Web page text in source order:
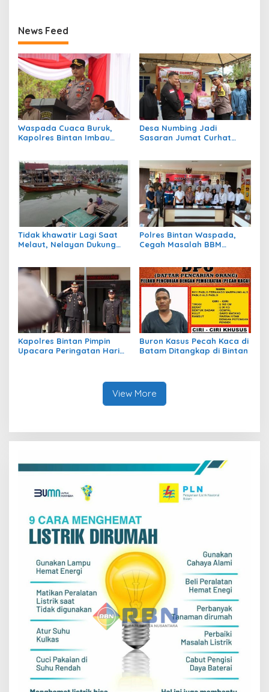
News Feed
Waspada Cuaca Buruk,
Kapolres Bintan Imbau
Desa Numbing Jadi
Sasaran Jumat Curhat
Bagikan Sembako
Tidak khawatir Lagi Saat
Melaut, Nelayan Dukung
Polres Bintan Waspada,
Cegah Masalah BBM
Kapolres Bintan Pimpin
Upacara Peringatan Hari
Buron Kasus Pecah Kaca di
Batam Ditangkap di Bintan
View More